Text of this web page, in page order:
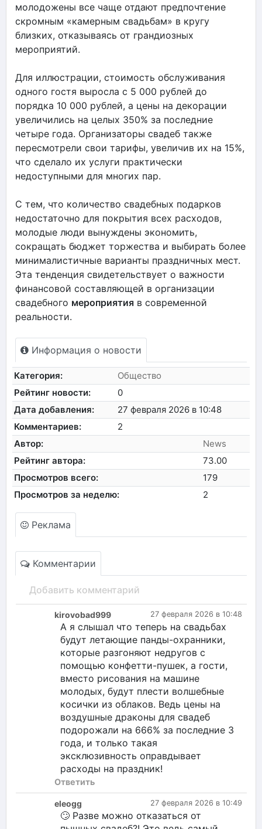
молодожены все чаще отдают предпочтение
скромным «камерным свадьбам» в кругу
близких, отказываясь от грандиозных
мероприятий.
Для иллюстрации, стоимость обслуживания
одного гостя выросла с 5 000 рублей до
порядка 10 000 рублей, а цены на декорации
увеличились на целых 350% за последние
четыре года. Организаторы свадеб также
пересмотрели свои тарифы, увеличив их на 15%,
что сделало их услуги практически
недоступными для многих пар.
С тем, что количество свадебных подарков
недостаточно для покрытия всех расходов,
молодые люди вынуждены экономить,
сокращать бюджет торжества и выбирать более
минималистичные варианты праздничных мест.
Эта тенденция свидетельствует о важности
финансовой составляющей в организации
свадебного мероприятия в современной
реальности.
Информация о новости
Категория:
Общество
Рейтинг новости:
0
Дата добавления:
27 февраля 2026 в 10:48
Комментариев:
2
Автор:
News
Рейтинг автора:
73.00
Просмотров всего:
179
Просмотров за неделю:
2
Реклама
Комментарии
Добавить комментарий
27 февраля 2026 в 10:48
kirovobad999
А я слышал что теперь на свадьбах
будут летающие панды-охранники,
которые разгоняют недругов с
помощью конфетти-пушек, а гости,
вместо рисования на машине
молодых, будут плести волшебные
косички из облаков. Ведь цены на
воздушные драконы для свадеб
подорожали на 666% за последние 3
года, и только такая
эксклюзивность оправдывает
расходы на праздник!
Ответить
27 февраля 2026 в 10:49
eleogg
🙄 Разве можно отказаться от